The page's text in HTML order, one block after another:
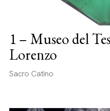
1 – Museo del
Lorenzo
Sacro Catino